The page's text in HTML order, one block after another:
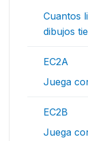
Cuantos
dibujos
EC2A
Juega
EC2B
Juega